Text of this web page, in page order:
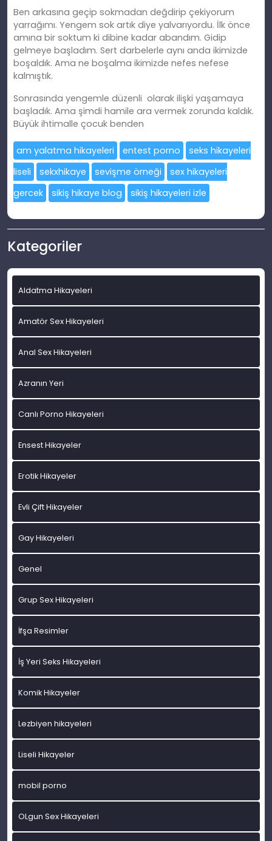
Ben arkasına geçip sokmadan değdirip çekiyorum
yarrağımı. Yengem sok artık diye yalvarıyordu. İlk önce
amına bir soktum ki dibine kadar abandım. Gidip
gelmeye başladım. Sert darbelerle aynı anda ikimizde
boşaldık. Ama ne boşalma ikimizde nefes nefese
kalmıştık.
Sonrasında yengemle düzenli olarak ilişki yaşamaya
başladık. Ama şimdi hamile ara vermek zorunda kaldık.
Büyük ihtimalle çocuk benden
am yalatma hikayeleri entest porno
seks hikayeleri
liseli
sekxhikaye sevişme örneği
sex hikayeleri
gercek
sikiş hikaye blog sikiş hikayeleri izle
Kategoriler
Aldatma Hikayeleri
Amatör Sex Hikayeleri
Anal Sex Hikayeleri
Azranın Yeri
Canlı Porno Hikayeleri
Ensest Hikayeler
Erotik Hikayeler
Evli Çift Hikayeler
Gay Hikayeleri
Genel
Grup Sex Hikayeleri
İfşa Resimler
İş Yeri Seks Hikayeleri
Komik Hikayeler
Lezbiyen hikayeleri
Liseli Hikayeler
mobil porno
OLgun Sex Hikayeleri